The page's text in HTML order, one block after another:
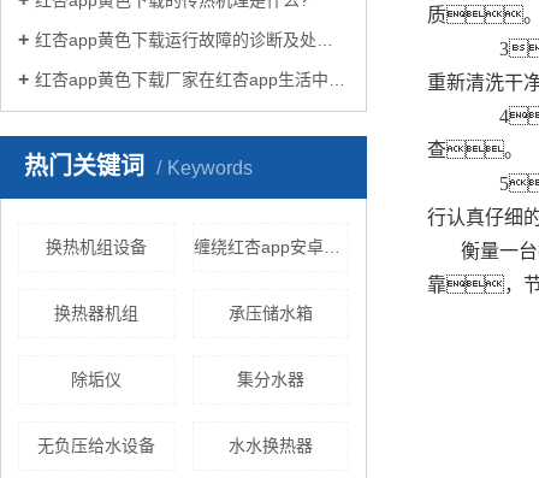
红杏app黄色下载运行故障的诊断及处理方法
红杏app黄色下载厂家在红杏app生活中有哪些作用？
热门关键词 Keywords
换热机组设备 缠绕红杏app安卓在线下载
换热器机组 承压储水箱
除垢仪 集分水器
无负压给水设备 水水换热器
质
重新清洗
4、
查。
5、
行认真仔细
衡量一
靠，